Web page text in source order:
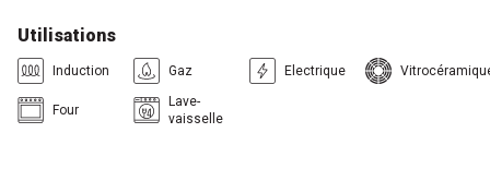
Utilisations
Induction Gaz Electrique
Four
Lave-
vaisselle